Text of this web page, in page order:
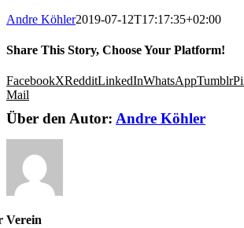
Andre Köhler2019-07-12T17:17:35+02:00
Share This Story, Choose Your Platform!
FacebookXRedditLinkedInWhatsAppTumblr
Mail
Über den Autor: Andre Köhler
Verein